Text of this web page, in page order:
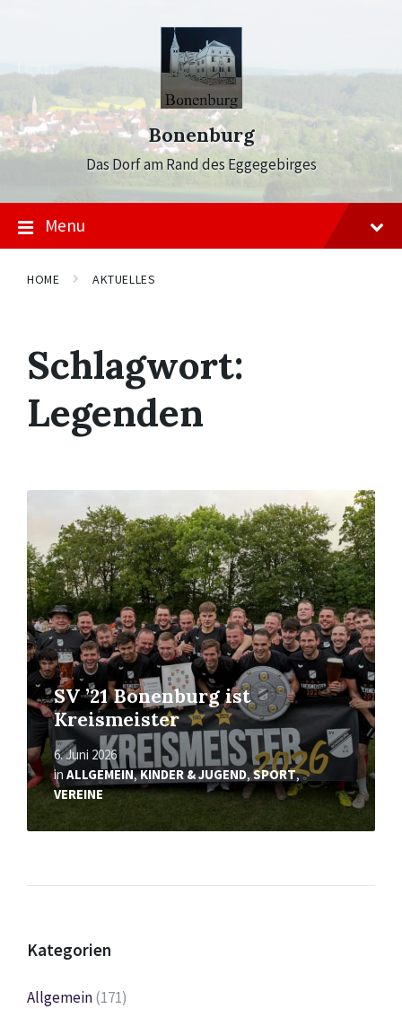
Bonenburg
Das Dorf am Rand des Eggegebirges
Menu
HOME AKTUELLES
Schlagwort:
Legenden
SV ’21 Bonenburg ist
Kreismeister
6. Juni 2026
in ALLGEMEIN,KINDER & JUGEND,SPORT,
VEREINE
Mehr
erfahren
Kategorien
Allgemein(171)